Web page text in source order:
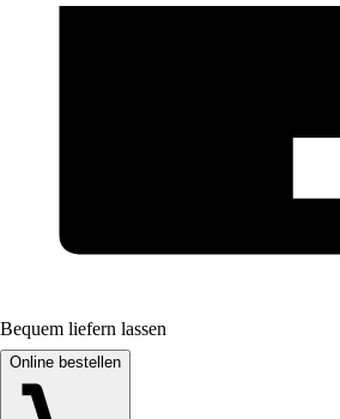
Bequem liefern lassen
Online bestellen